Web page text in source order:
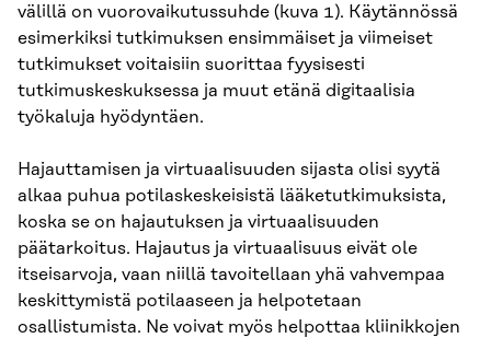
välillä on vuorovaikutussuhde (kuva 1). Käytännössä
esimerkiksi tutkimuksen ensimmäiset ja viimeiset
tutkimukset voitaisiin suorittaa fyysisesti
tutkimuskeskuksessa ja muut etänä digitaalisia
työkaluja hyödyntäen.
Hajauttamisen ja virtuaalisuuden sijasta olisi syytä
alkaa puhua potilaskeskeisistä lääketutkimuksista,
koska se on hajautuksen ja virtuaalisuuden
päätarkoitus. Hajautus ja virtuaalisuus eivät ole
itseisarvoja, vaan niillä tavoitellaan yhä vahvempaa
keskittymistä potilaaseen ja helpotetaan
osallistumista. Ne voivat myös helpottaa kliinikkojen